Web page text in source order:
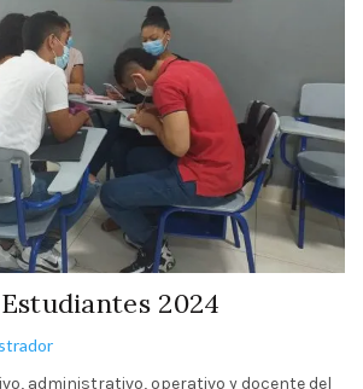
2024
administrativo, operativo y docente del